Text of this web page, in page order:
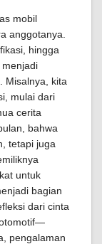
mobil
anggotanya.
hingga
Misalnya, kita
mulai dari
cerita
bahwa
tetapi juga
untuk
bagian
dari cinta
pengalaman